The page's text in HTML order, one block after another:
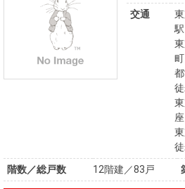
交通
階数／総戸数
12階建／83戸